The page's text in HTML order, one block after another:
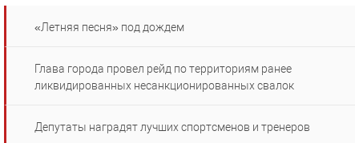
«Летняя песня» под дождем
Глава города провел рейд по территориям ранее
ликвидированных несанкционированных свалок
Депутаты наградят лучших спортсменов и тренеров